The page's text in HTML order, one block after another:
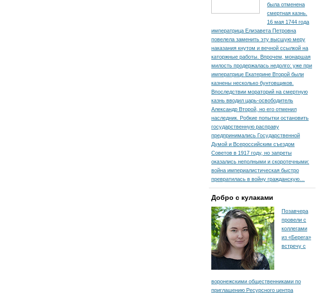
была отменена
смертная казнь.
16 мая 1744 года
императрица Елизавета Петровна
повелела заменить эту высшую меру
наказания кнутом и вечной ссылкой на
каторжные работы. Впрочем, монаршая
милость продержалась недолго: уже при
императрице Екатерине Второй были
казнены несколько бунтовщиков.
Впоследствии мораторий на смертную
казнь вводил царь-освободитель
Александр Второй, но его отменил
наследник. Робкие попытки остановить
государственную расправу
предпринимались Государственной
Думой и Всероссийским съездом
Советов в 1917 году, но запреты
оказались неполными и скоротечными:
война империалистическая быстро
превратилась в войну гражданскую…
Добро с кулаками
Позавчера
провели с
коллегами
из «Берега»
встречу с
воронежскими общественниками по
приглашению Ресурсного центра